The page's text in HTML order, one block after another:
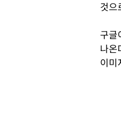
것으
구글
나온
이미